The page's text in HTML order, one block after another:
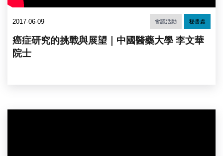
2017-06-09 會議活動 秘書處
癌症研究的挑戰與展望｜中國醫藥大學 李文華
院士